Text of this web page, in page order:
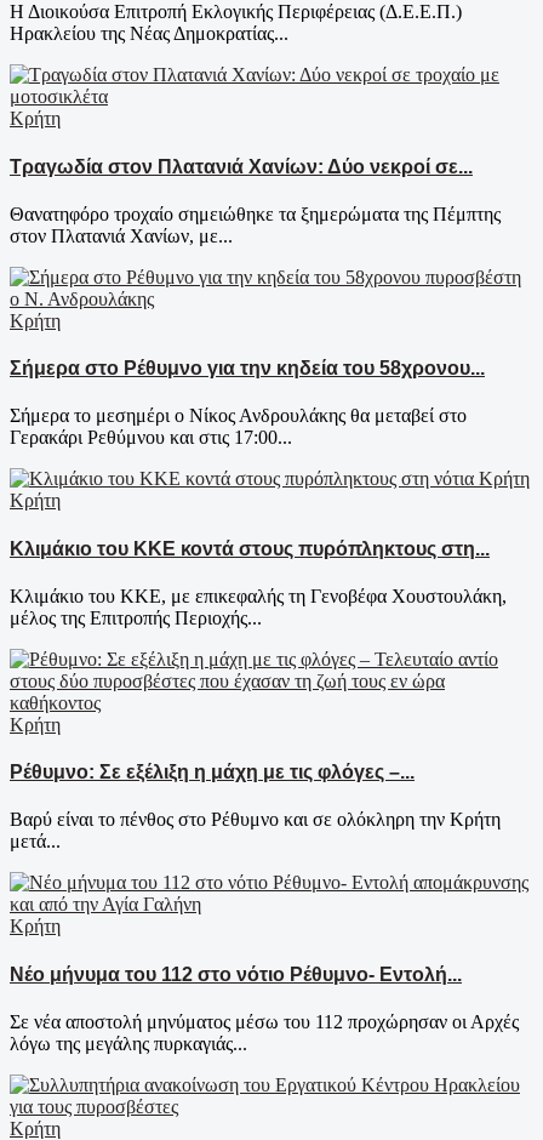
Η Διοικούσα Επιτροπή Εκλογικής Περιφέρειας (Δ.Ε.Ε.Π.)
Ηρακλείου της Νέας Δημοκρατίας...
Κρήτη
Τραγωδία στον Πλατανιά Χανίων: Δύο νεκροί σε...
Θανατηφόρο τροχαίο σημειώθηκε τα ξημερώματα της Πέμπτης
στον Πλατανιά Χανίων, με...
Κρήτη
Σήμερα στο Ρέθυμνο για την κηδεία του 58χρονου...
Σήμερα το μεσημέρι ο Νίκος Ανδρουλάκης θα μεταβεί στο
Γερακάρι Ρεθύμνου και στις 17:00...
Κρήτη
Κλιμάκιο του ΚΚΕ κοντά στους πυρόπληκτους στη...
Κλιμάκιο του ΚΚΕ, με επικεφαλής τη Γενοβέφα Χουστουλάκη,
μέλος της Επιτροπής Περιοχής...
Κρήτη
Ρέθυμνο: Σε εξέλιξη η μάχη με τις φλόγες –...
Βαρύ είναι το πένθος στο Ρέθυμνο και σε ολόκληρη την Κρήτη
μετά...
Κρήτη
Νέο μήνυμα του 112 στο νότιο Ρέθυμνο- Εντολή...
Σε νέα αποστολή μηνύματος μέσω του 112 προχώρησαν οι Αρχές
λόγω της μεγάλης πυρκαγιάς...
Κρήτη